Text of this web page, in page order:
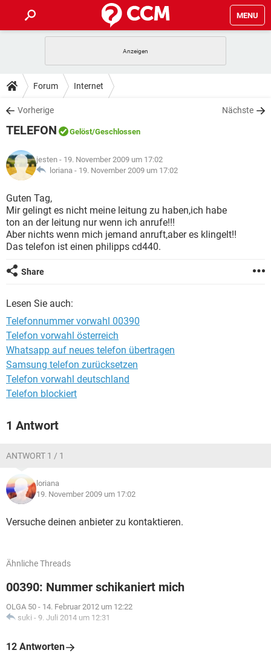
MENU
ANDROID
WINDOWS 10
WHATSAPP
FACEBOOK
TIPPS & TRICKS
SPIELE
WHATSAPP TIKTOK
FACEBOOK
DOWNLOADS
SPIELE
ANDROID
WINDOWS 10 INSTAGRAM
WHATSAPP
FACEBOOK HARDWARE
SPIELE STREAMING
ANDROID
WINDOWS 10
WHATSAPP TIKTOK
FACEBOOK HARDWARE
LEXIKON
SPIELE
ANDROID IOS
WINDOWS 10 INSTAGRAM
FACEBOOK
Forum Internet
Vorherige Nächste
TELEFON Gelöst/Geschlossen
jesten - 19. November 2009 um 17:02
loriana - 19. November 2009 um 17:02
Guten Tag,
Mir gelingt es nicht meine leitung zu haben,ich habe
ton an der leitung nur wenn ich anrufe!!!
Aber nichts wenn mich jemand anruft,aber es klingelt!!
Das telefon ist einen philipps cd440.
Share
Lesen Sie auch:
Telefonnummer vorwahl 00390
Telefon vorwahl österreich
Whatsapp auf neues telefon übertragen
Samsung telefon zurücksetzen
Telefon vorwahl deutschland
Telefon blockiert
1 Antwort
ANTWORT 1 / 1
loriana
19. November 2009 um 17:02
Versuche deinen anbieter zu kontaktieren.
Ähnliche Threads
00390: Nummer schikaniert mich
OLGA 50 - 14. Februar 2012 um 12:22
suki - 9. Juli 2014 um 12:31
12 Antworten